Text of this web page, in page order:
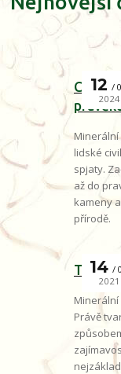
Cesta
12
2024
Minerální
lidské
spjaty.
až do
kameny
přírodě.
Tvary
14
2021
Právě